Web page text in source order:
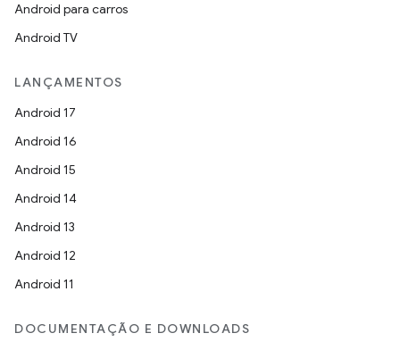
Android para carros
Android TV
LANÇAMENTOS
Android 17
Android 16
Android 15
Android 14
Android 13
Android 12
Android 11
DOCUMENTAÇÃO E DOWNLOADS